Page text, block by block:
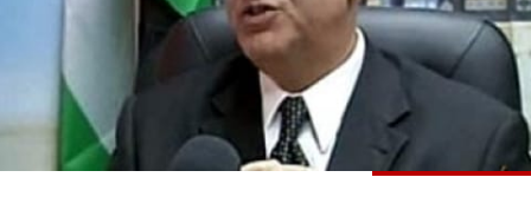
البرامج
جدول البرامج
شاهد البرامج
الترددات